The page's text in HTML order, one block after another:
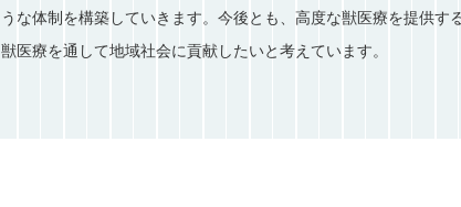
うな体制を構築していきます。今後とも、高度な獣医療を提供す
獣医療を通して地域社会に貢献したいと考えています。